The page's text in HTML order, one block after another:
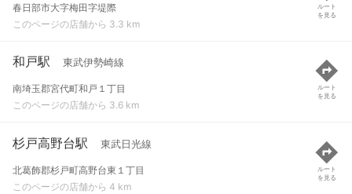
春日部市大字梅田字堤際
このページの店舗から 3.3 km
ルート
を見る
和戸駅 東武伊勢崎線
南埼玉郡宮代町和戸１丁目
このページの店舗から 3.6 km
ルート
を見る
杉戸高野台駅 東武日光線
北葛飾郡杉戸町高野台東１丁目
このページの店舗から 4 km
ルート
を見る